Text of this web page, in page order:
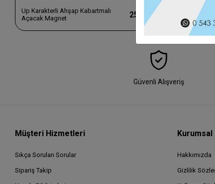
Up Karakterli Ahşap Kabartmalı
Açacak Magnet
25,00 TL
Baskıcı
Açacak
Güvenli Alışveriş
Müşteri Hizmetleri
Sıkça Sorulan Sorular
Sipariş Takip
Kurumsal
Hakkımızda
Gizlilik